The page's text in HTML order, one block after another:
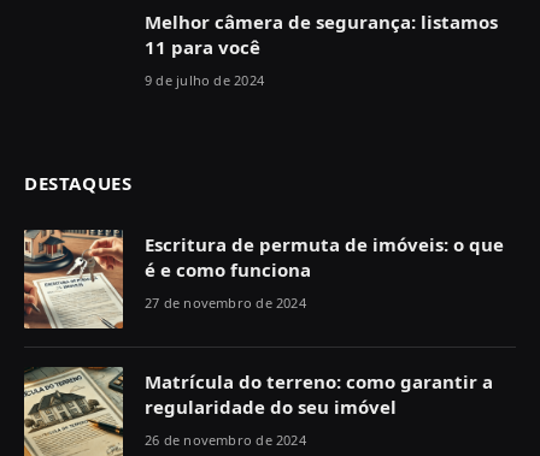
Melhor câmera de segurança: listamos
11 para você
9 de julho de 2024
DESTAQUES
Escritura de permuta de imóveis: o que
é e como funciona
27 de novembro de 2024
Matrícula do terreno: como garantir a
regularidade do seu imóvel
26 de novembro de 2024